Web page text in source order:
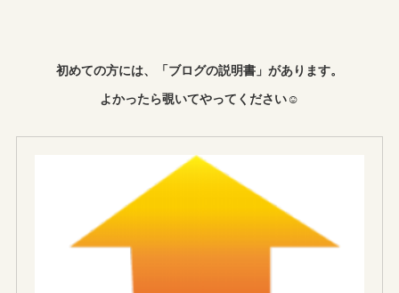
初めての方には、「ブログの説明書」があります。
よかったら覗いてやってください☺︎